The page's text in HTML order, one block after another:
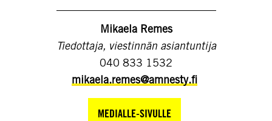
Mikaela Remes
Tiedottaja, viestinnän asiantuntija
040 833 1532
mikaela.remes@amnesty.fi
MEDIALLE-SIVULLE